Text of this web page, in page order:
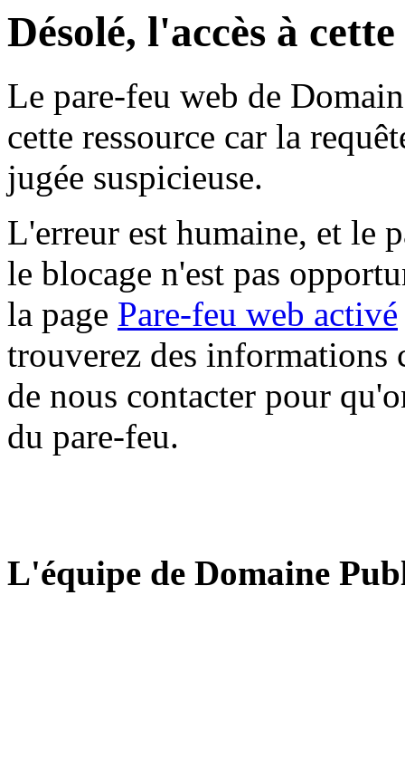
Désolé, l'accès à
Le pare-feu web de
cette ressource car la
jugée suspicieuse.
L'erreur est humaine, et le
le blocage n'est pas
la page Pare-feu web activé
trouverez des informations
de nous contacter pour
du pare-feu.
L'équipe de Domaine